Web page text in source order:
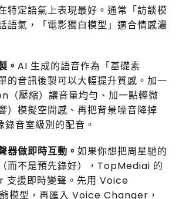
特定語氣上表現最好。通常「訪談模
語氣，「電影獨白模型」適合情感濃
。 AI 生成的語音作為「基礎素
的音訊後製可以大幅提升質感。加一
壓縮）讓音量均勻、加一點輕微
）模擬空間感、再把背景噪音降掉
音室級別的配音。
器做即時互動。 如果你想把周星馳的
而不是預先錄好），TopMediai 的
援即時變聲。先用 Voice
模型，再匯入 Voice Changer，